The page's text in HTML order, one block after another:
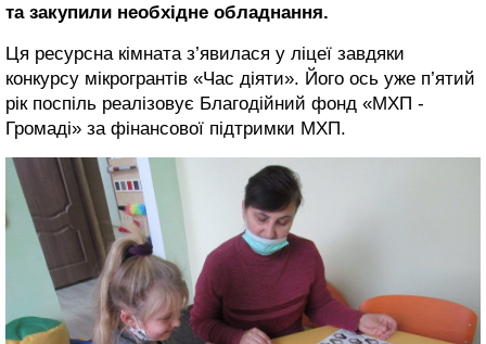
та закупили необхідне обладнання.
Ця ресурсна кімната з’явилася у ліцеї завдяки
конкурсу мікрогрантів «Час діяти». Його ось уже п’ятий
рік поспіль реалізовує Благодійний фонд «МХП -
Громаді» за фінансової підтримки МХП.